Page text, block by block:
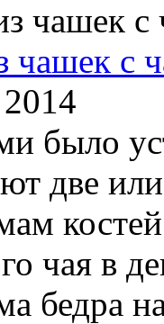
чашек с
было
две
чая в
бедра